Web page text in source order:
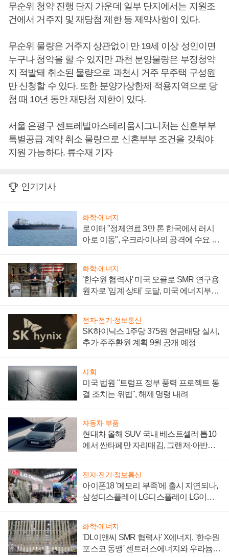
무순위 청약 진행 단지 가운데 일부 단지에서는 지원조
건에서 거주지 및 재당첨 제한 등 제약사항이 있다.
무순위 물량은 거주지 상관없이 만 19세 이상 성인이면
누구나 청약을 할 수 있지만 과천 분양물량은 부정청약
지 적발돼 취소된 물량으로 과천시 거주 무주택 구성원
만 신청할 수 있다. 또한 분양가상한제 적용지역으로 당
첨 때 10년 동안 재당첨 제한이 있다.
서울 은평구 센트레빌아스테리움시그니처는 신혼부부
특별공급 계약 취소 물량으로 신혼부부 조건을 갖춰야
지원 가능하다. 류수재 기자
인기기사
화학·에너지
로이터 "정제연료 3만 톤 한국에서 러시
아로 이동", 우크라이나의 공격에 수요 늘
화학·에너지
'한수원 협력사' 미국 오클로 SMR 연구용
원자로 '임계 상태' 도달, 미국 에너지부
전자·전기·정보통신
SK하이닉스 1주당 375원 현금배당 실시,
추가 주주환원 계획 9월 공개 예정
사회
미국 법원 "트럼프 정부 풍력 프로젝트 동
결 조치는 위법", 해제 명령 내려
자동차·부품
현대차 올해 SUV 국내 베스트셀러 톱10
에서 싼타페만 자리매김, 그랜저·아반떼
전자·전기·정보통신
아이폰18 '메모리 부족'에 출시 지연되나,
삼성디스플레이 LG디스플레이 LG이노
화학·에너지
'DL이앤씨 SMR 협력사' X에너지, '한수원
포스코 동맹' 센트러스에너지와 우라늄